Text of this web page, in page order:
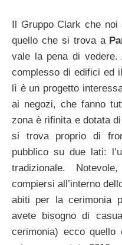
Il Gruppo Clark che
quello che si trova a
vale la pena di
complesso di edifici ed
lì è un progetto
ai negozi, che fanno
zona è rifinita e dotata
si trova proprio di
pubblico su due lati:
tradizionale.
compiersi all’interno
abiti per la cerimonia
avete bisogno di
cerimonia) ecco